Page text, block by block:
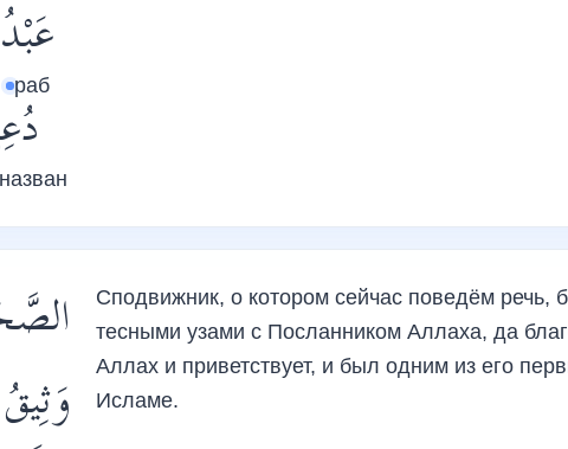
عَبْدُ
раб
Сподвижник, о котором сейчас поведём речь,
тесными узами с Посланником Аллаха, да
Аллах и приветствует, и был одним из его
Исламе.